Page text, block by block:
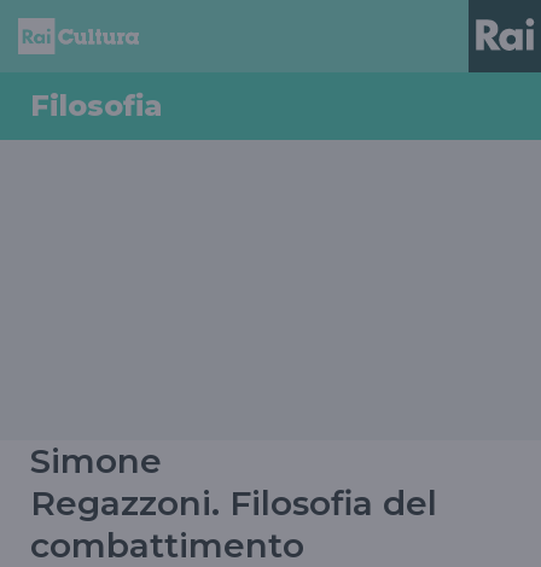
Filosofia
Simone
Regazzoni. Filosofia del
combattimento